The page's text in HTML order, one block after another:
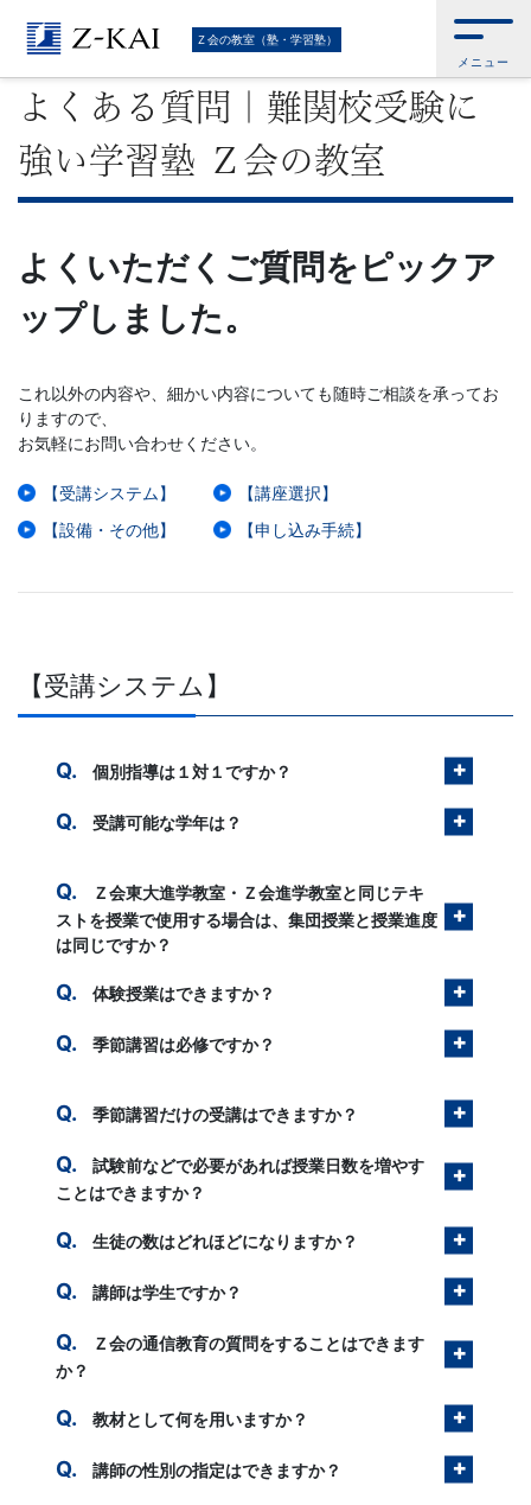
難
関
校
受
験
に
い
学
習
塾
Ｚ会の教室（塾・学習塾）
メニュー
Ｚ会トップ> Ｚ会の教室（塾・学習塾）>よくある質問｜難関校受験に強い
学習塾 Ｚ会の教室
よくある質問｜難関校受験に
強い学習塾 Ｚ会の教室
よくいただくご質問をピックア
ップしました。
これ以外の内容や、細かい内容についても随時ご相談を承ってお
りますので、
お気軽にお問い合わせください。
【受講システム】
【講座選択】
【設備・その他】
【申し込み手続】
【受講システム】
個別指導は１対１ですか？
受講可能な学年は？
Ｚ会東大進学教室・Ｚ会進学教室と同じテキ
ストを授業で使用する場合は、集団授業と授業進度
は同じですか？
体験授業はできますか？
季節講習は必修ですか？
季節講習だけの受講はできますか？
試験前などで必要があれば授業日数を増やす
ことはできますか？
生徒の数はどれほどになりますか？
講師は学生ですか？
Ｚ会の通信教育の質問をすることはできます
か？
教材として何を用いますか？
講師の性別の指定はできますか？